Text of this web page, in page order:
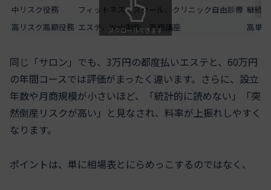
中リスク役務
フィットネス、スクール、クリニック自由診療 継続
高リスク高額役務 エステ、Web制作、高額講座 高単
スクロールできます
同じ「サロン」でも、3万円の都度払いエステと、60万円
の年間コースでは評価がまったく違います。さらに、設立
年数や月商規模が小さいほど、「統計的に読めない」「突
然倒産リスクが高い」と見なされ、料率が上振れしやすく
なります。
ポイントは、単に相場表とにらめっこするのではなく、